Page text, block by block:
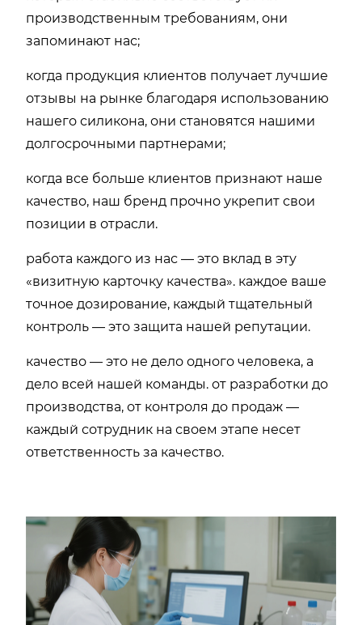
производственным требованиям, они
запоминают нас;
когда продукция клиентов получает лучшие
отзывы на рынке благодаря использованию
нашего силикона, они становятся нашими
долгосрочными партнерами;
когда все больше клиентов признают наше
качество, наш бренд прочно укрепит свои
позиции в отрасли.
работа каждого из нас — это вклад в эту
«визитную карточку качества». каждое ваше
точное дозирование, каждый тщательный
контроль — это защита нашей репутации.
качество — это не дело одного человека, а
дело всей нашей команды. от разработки до
производства, от контроля до продаж —
каждый сотрудник на своем этапе несет
ответственность за качество.